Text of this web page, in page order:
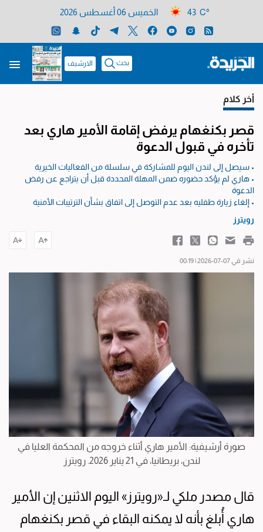
43 C° الخميس 06 أغسطس 2026
بحث الارشيف
أخر كلام
قصر بكنغهام يرفض إقامة الأمير هاري بعد
تأخره في قبول الدعوة
• سيصل إلى لندن اليوم للمشاركة في سلسلة من الفعاليات الخيرية
• هاري لم يؤكد حضوره ضمن المهلة المحددة قبل أن يتراجع عن رفض
الدعوة
• إلغاء زيارة طفليه بعد عدم التوصل إلى اتفاق بشأن الترتيبات الأمنية
رويترز
نشر في 07-07-2026 | 00:19
صورة أرشيفية: الأمير هاري أثناء خروجه من المحكمة العليا في
لندن، بريطانيا، في 21 يناير 2026. رويترز
قال مصدر ملكي لـ«رويترز» اليوم الاثنين إن الأمير
هاري أُبلغ بأنه لا يمكنه البقاء في قصر بكنغهام